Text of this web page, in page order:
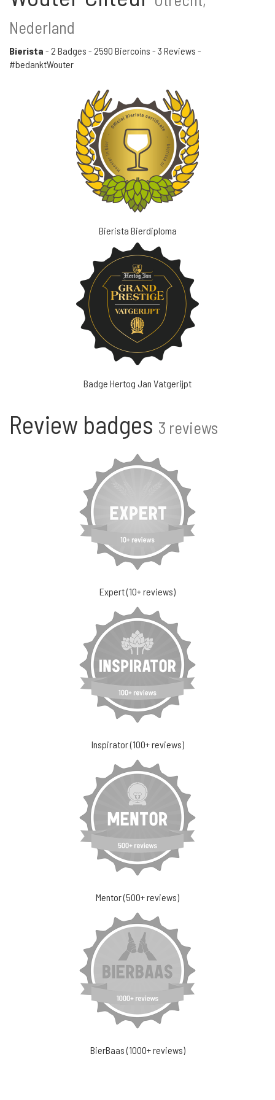
Nederland
Bierista - 2 Badges - 2590 Biercoins - 3 Reviews -
#bedanktWouter
Bierista Bierdiploma
Badge Hertog Jan Vatgerijpt
Review badges 3 reviews
Expert (10+ reviews)
Inspirator (100+ reviews)
Mentor (500+ reviews)
BierBaas (1000+ reviews)